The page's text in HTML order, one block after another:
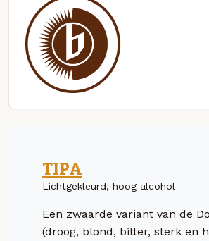
TIPA
Lichtgekleurd, hoog alcohol
Een zwaarde variant van de
(droog, blond, bitter, sterk en